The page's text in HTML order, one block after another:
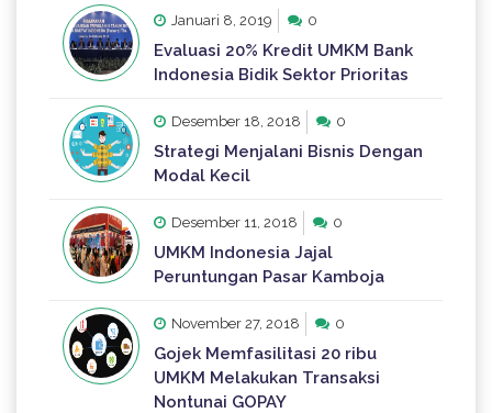
Januari 8, 2019 0
Evaluasi 20% Kredit UMKM Bank
Indonesia Bidik Sektor Prioritas
Desember 18, 2018 0
Strategi Menjalani Bisnis Dengan
Modal Kecil
Desember 11, 2018 0
UMKM Indonesia Jajal
Peruntungan Pasar Kamboja
November 27, 2018 0
Gojek Memfasilitasi 20 ribu
UMKM Melakukan Transaksi
Nontunai GOPAY